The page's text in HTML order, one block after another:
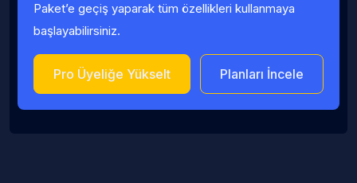
Paket’e geçiş yaparak tüm özellikleri kullanmaya
başlayabilirsiniz.
Pro Üyeliğe Yükselt Planları İncele